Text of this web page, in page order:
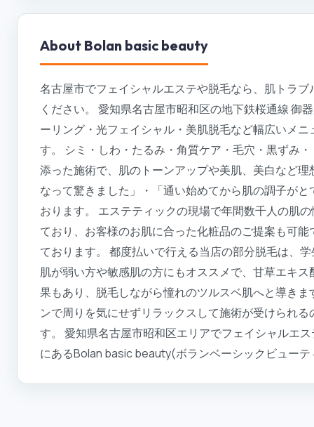
About Bolan basic beauty
名古屋市でフェイシャルエステや脱毛なら、肌トラ
ください。 愛知県名古屋市昭和区の地下鉄桜通線
ーリング・光フェイシャル・美肌脱毛など幅広いメ
す。 シミ・しわ・たるみ・角質ケア・毛穴・黒ずみ
添った施術で、肌のトーンアップや美肌、美白など
なって驚きました」・「通い始めてから肌の調子が
おります。 エステティックの現場で年間数千人の肌
ており、お客様のお肌に合った化粧品のご提案も可
ております。 都度払いで行える当店の部分脱毛は、
肌が弱い方や敏感肌の方にもオススメで、甘草エキ
果もあり、脱毛しながら憧れのツルスベ肌へと導き
ンで周りを気にせずリラックスして施術が受けられ
す。 愛知県名古屋市昭和区エリアでフェイシャルエ
にあるBolan basic beauty(ボランベーシックビュー